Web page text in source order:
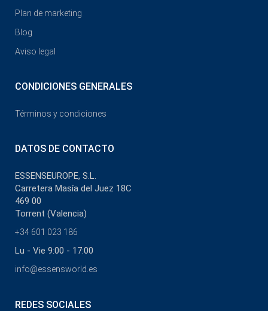
Plan de marketing
Blog
Aviso legal
CONDICIONES GENERALES
Términos y condiciones
DATOS DE CONTACTO
ESSENSEUROPE, S.L.
Carretera Masía del Juez 18C
469 00
Torrent (Valencia)
+34 601 023 186
Lu - Vie 9:00 - 17:00
info@essensworld.es
REDES SOCIALES